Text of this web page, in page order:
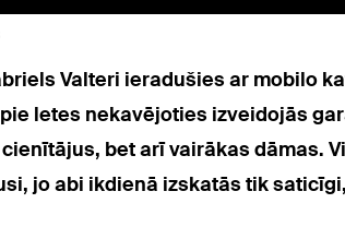
Valteri ieradušies ar mobilo
letes nekavējoties izveidojās
bet arī vairākas dāmas.
jo abi ikdienā izskatās tik